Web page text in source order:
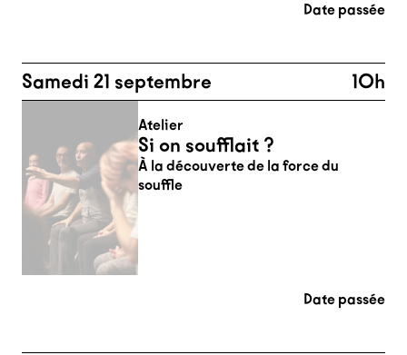
Date passée
Samedi 21 septembre 10h
Atelier
Si on soufflait ?
À la découverte de la force du
souffle
Date passée